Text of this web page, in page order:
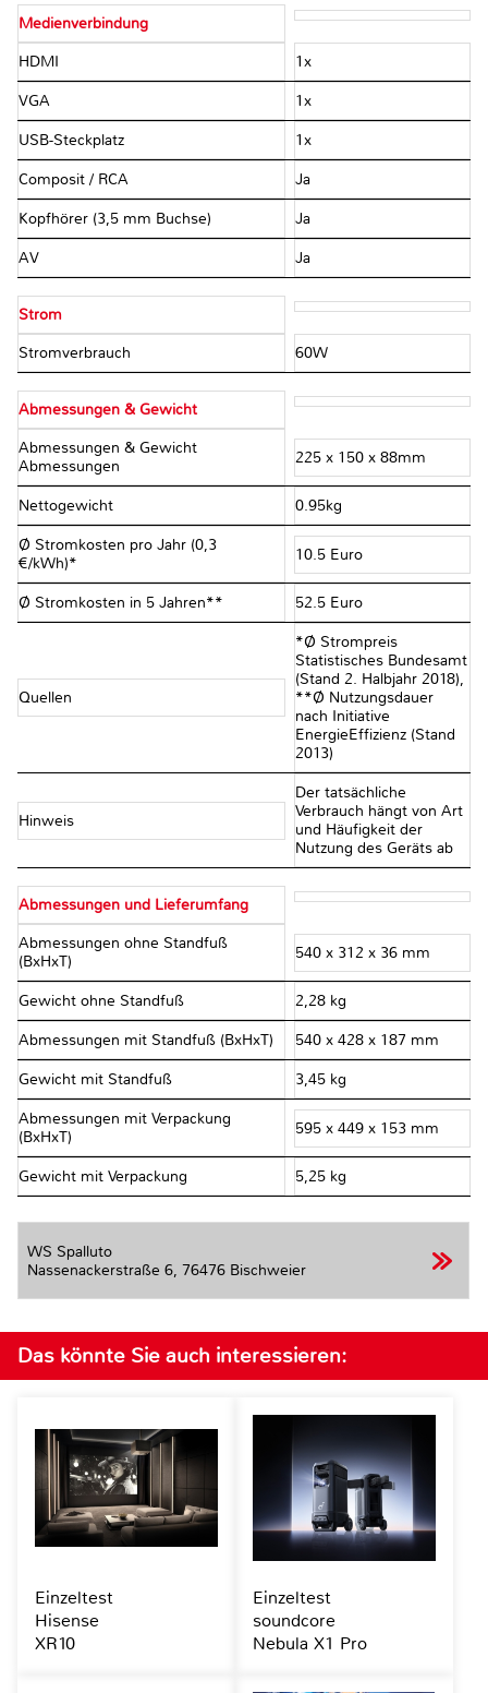
Medienverbindung
HDMI 1x
VGA 1x
USB-Steckplatz 1x
Composit / RCA Ja
Kopfhörer (3,5 mm Buchse) Ja
AV Ja
Strom
Stromverbrauch 60W
Abmessungen & Gewicht
Abmessungen & Gewicht
Abmessungen
225 x 150 x 88mm
Nettogewicht 0.95kg
Ø Stromkosten pro Jahr (0,3
€/kWh)*
10.5 Euro
Ø Stromkosten in 5 Jahren** 52.5 Euro
Quellen
*Ø Strompreis
Statistisches Bundesamt
(Stand 2. Halbjahr 2018),
**Ø Nutzungsdauer
nach Initiative
EnergieEffizienz (Stand
2013)
Hinweis
Der tatsächliche
Verbrauch hängt von Art
und Häufigkeit der
Nutzung des Geräts ab
Abmessungen und Lieferumfang
Abmessungen ohne Standfuß
(BxHxT)
540 x 312 x 36 mm
Gewicht ohne Standfuß 2,28 kg
Abmessungen mit Standfuß (BxHxT) 540 x 428 x 187 mm
Gewicht mit Standfuß 3,45 kg
Abmessungen mit Verpackung
(BxHxT)
595 x 449 x 153 mm
Gewicht mit Verpackung 5,25 kg
WS Spalluto
Nassenackerstraße 6, 76476 Bischweier
Das könnte Sie auch interessieren:
Einzeltest
Hisense
XR10
Einzeltest
soundcore
Nebula X1 Pro